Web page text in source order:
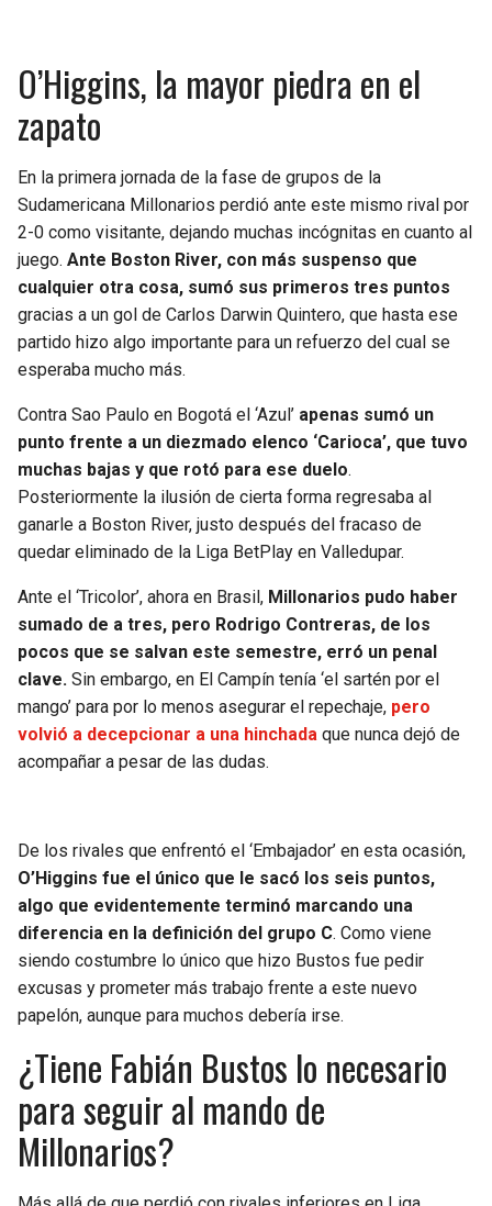
O’Higgins, la mayor piedra en el
zapato
En la primera jornada de la fase de grupos de la
Sudamericana Millonarios perdió ante este mismo rival por
2-0 como visitante, dejando muchas incógnitas en cuanto al
juego. Ante Boston River, con más suspenso que
cualquier otra cosa, sumó sus primeros tres puntos
gracias a un gol de Carlos Darwin Quintero, que hasta ese
partido hizo algo importante para un refuerzo del cual se
esperaba mucho más.
Contra Sao Paulo en Bogotá el ‘Azul’ apenas sumó un
punto frente a un diezmado elenco ‘Carioca’, que tuvo
muchas bajas y que rotó para ese duelo.
Posteriormente la ilusión de cierta forma regresaba al
ganarle a Boston River, justo después del fracaso de
quedar eliminado de la Liga BetPlay en Valledupar.
Ante el ‘Tricolor’, ahora en Brasil, Millonarios pudo haber
sumado de a tres, pero Rodrigo Contreras, de los
pocos que se salvan este semestre, erró un penal
clave. Sin embargo, en El Campín tenía ‘el sartén por el
mango’ para por lo menos asegurar el repechaje, pero
volvió a decepcionar a una hinchada que nunca dejó de
acompañar a pesar de las dudas.
De los rivales que enfrentó el ‘Embajador’ en esta ocasión,
O’Higgins fue el único que le sacó los seis puntos,
algo que evidentemente terminó marcando una
diferencia en la definición del grupo C. Como viene
siendo costumbre lo único que hizo Bustos fue pedir
excusas y prometer más trabajo frente a este nuevo
papelón, aunque para muchos debería irse.
¿Tiene Fabián Bustos lo necesario
para seguir al mando de
Millonarios?